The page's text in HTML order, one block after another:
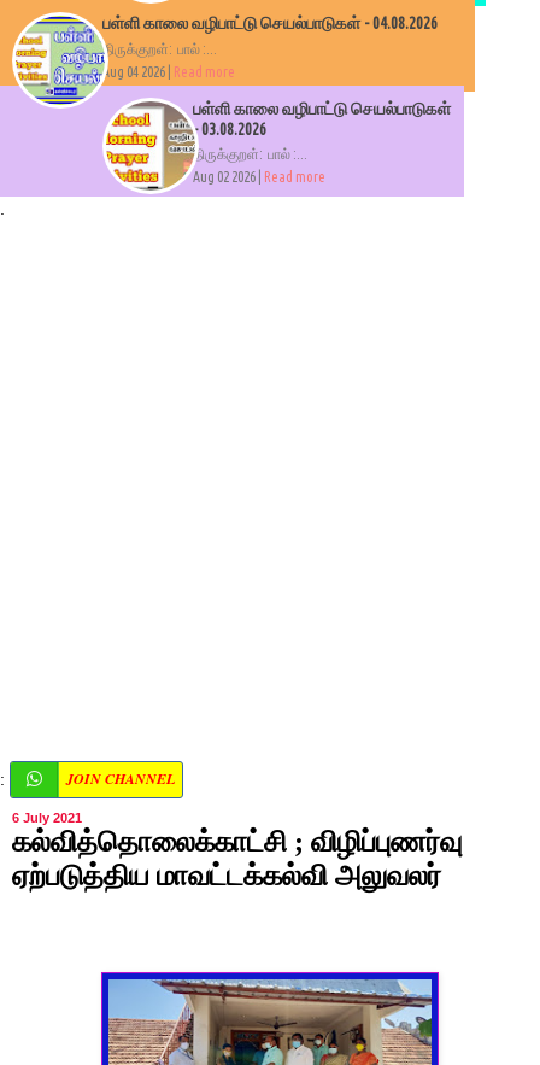
பள்ளி காலை வழிபாட்டு செயல்பாடுகள் - 04.08.2026
திருக்குறள்: பால் :...
Aug 04 2026 | Read more
பள்ளி காலை வழிபாட்டு செயல்பாடுகள்
- 03.08.2026
திருக்குறள்: பால் :...
Aug 02 2026 | Read more
: JOIN CHANNEL
6 July 2021
கல்வித்தொலைக்காட்சி ; விழிப்புணர்வு
ஏற்படுத்திய மாவட்டக்கல்வி அலுவலர்